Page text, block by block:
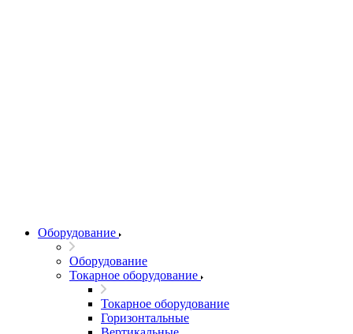
Оборудование
Оборудование
Токарное оборудование
Токарное оборудование
Горизонтальные